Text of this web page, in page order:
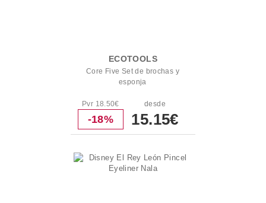
ECOTOOLS
Core Five Set de brochas y
esponja
Pvr 18.50€
-18%
desde
15.15€